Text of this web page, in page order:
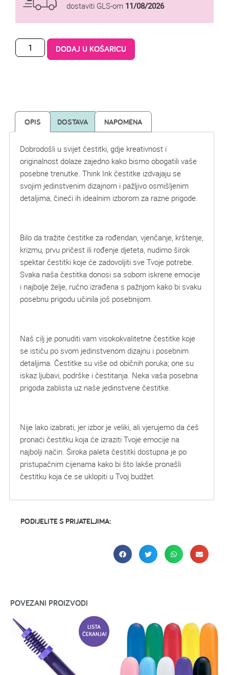
dostaviti GLS-om 11/08/2026
DODAJ U KOŠARICU
OPIS DOSTAVA NAPOMENA
Dobrodošli u svijet čestitki, gdje kreativnost i
originalnost dolaze zajedno kako bismo obogatili vaše
posebne trenutke. Think Ink čestitke izdvajaju se
svojim jedinstvenim dizajnom i pažljivo osmišljenim
detaljima, čineći ih idealnim izborom za razne prigode.
Bilo da tražite čestitke za rođendan, vjenčanje, krštenje,
krizmu, prvu pričest ili rođenje djeteta, nudimo širok
spektar čestitki koje će zadovoljiti sve Tvoje potrebe.
Svaka naša čestitka donosi sa sobom iskrene emocije
i najbolje želje, ručno izrađena s pažnjom kako bi svaku
posebnu prigodu učinila još posebnijom.
Naš cilj je ponuditi vam visokokvalitetne čestitke koje
se ističu po svom jedinstvenom dizajnu i posebnim
detaljima. Čestitke su više od običnih poruka; one su
iskaz ljubavi, podrške i čestitanja. Neka vaša posebna
prigoda zablista uz naše jedinstvene čestitke.
Nije lako izabrati, jer izbor je veliki, ali vjerujemo da ćeš
pronaći čestitku koja će izraziti Tvoje emocije na
najbolji način. Široka paleta čestitki dostupna je po
pristupačnim cijenama kako bi što lakše pronašli
čestitku koja će se uklopiti u Tvoj budžet.
PODIJELITE S PRIJATELJIMA:
POVEZANI PROIZVODI
LISTA
ČEKANJA!